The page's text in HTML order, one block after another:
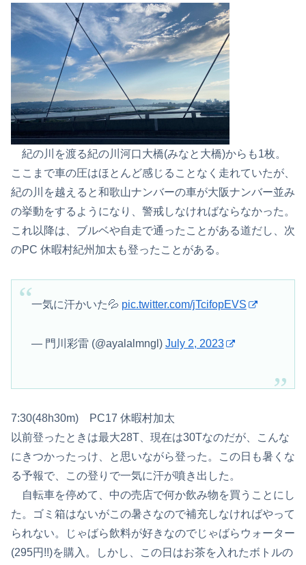
紀の川を渡る紀の川河口大橋(みなと大橋)からも1枚。
ここまで車の圧はほとんど感じることなく走れていたが、
紀の川を越えると和歌山ナンバーの車が大阪ナンバー並み
の挙動をするようになり、警戒しなければならなかった。
これ以降は、ブルベや自走で通ったことがある道だし、次
のPC 休暇村紀州加太も登ったことがある。
一気に汗かいた💦 pic.twitter.com/jTcifopEVS
— 門川彩雷 (@ayalalmngl) July 2, 2023
7:30(48h30m) PC17 休暇村加太
以前登ったときは最大28T、現在は30Tなのだが、こんな
にきつかったっけ、と思いながら登った。この日も暑くな
る予報で、この登りで一気に汗が噴き出した。
自転車を停めて、中の売店で何か飲み物を買うことにし
た。ゴミ箱はないがこの暑さなので補充しなければやって
られない。じゃばら飲料が好きなのでじゃばらウォーター
(295円!!)を購入。しかし、この日はお茶を入れたボトルの